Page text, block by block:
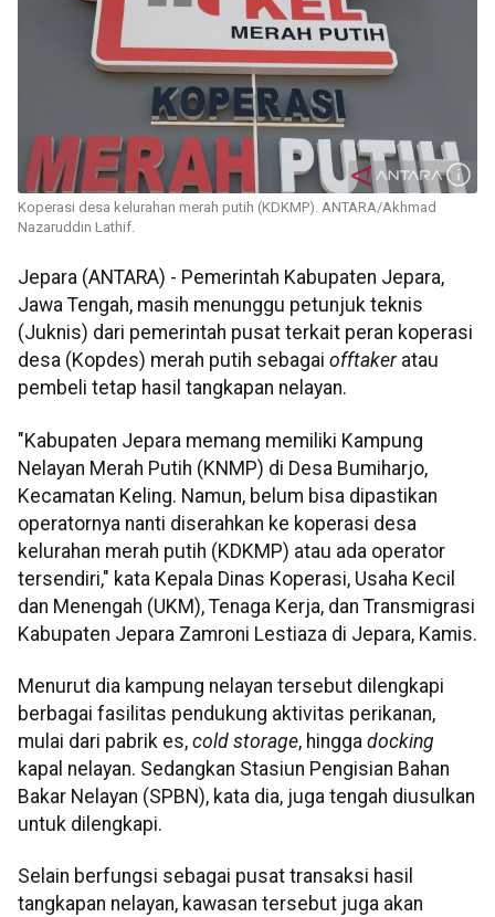
Koperasi desa kelurahan merah putih (KDKMP). ANTARA/Akhmad
Nazaruddin Lathif.
Jepara (ANTARA) - Pemerintah Kabupaten Jepara,
Jawa Tengah, masih menunggu petunjuk teknis
(Juknis) dari pemerintah pusat terkait peran koperasi
desa (Kopdes) merah putih sebagai offtakeratau
pembeli tetap hasil tangkapan nelayan.
"Kabupaten Jepara memang memiliki Kampung
Nelayan Merah Putih (KNMP) di Desa Bumiharjo,
Kecamatan Keling. Namun, belum bisa dipastikan
operatornya nanti diserahkan ke koperasi desa
kelurahan merah putih (KDKMP) atau ada operator
tersendiri," kata Kepala Dinas Koperasi, Usaha Kecil
dan Menengah (UKM), Tenaga Kerja, dan Transmigrasi
Kabupaten Jepara Zamroni Lestiaza di Jepara, Kamis.
Menurut dia kampung nelayan tersebut dilengkapi
berbagai fasilitas pendukung aktivitas perikanan,
mulai dari pabrik es, cold storage, hingga docking
kapal nelayan. Sedangkan Stasiun Pengisian Bahan
Bakar Nelayan (SPBN), kata dia, juga tengah diusulkan
untuk dilengkapi.
Selain berfungsi sebagai pusat transaksi hasil
tangkapan nelayan, kawasan tersebut juga akan